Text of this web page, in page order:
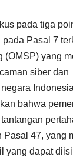
pada tiga
Pasal 7
(OMSP) yang
siber dan
bahwa
Pasal 47, yang
yang dapat